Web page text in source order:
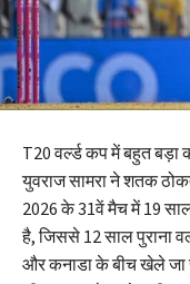
T20 वर्ल्ड कप में बहुत बड़ा
युवराज सामरा ने शतक
2026 के 31वें मैच में 19
है, जिससे 12 साल पुराना
और कनाडा के बीच खेले जा